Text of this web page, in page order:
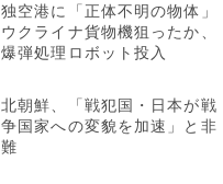
独空港に「正体不明の物体」
ウクライナ貨物機狙ったか、
爆弾処理ロボット投入
北朝鮮、「戦犯国・日本が戦
争国家への変貌を加速」と非
難